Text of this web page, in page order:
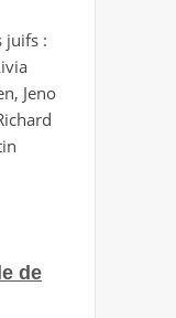
juifs :
Jeno
de